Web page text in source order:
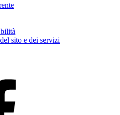
sito e dei servizi